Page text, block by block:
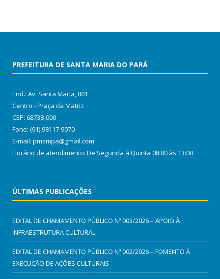
PREFEITURA DE SANTA MARIA DO PARÁ
End.: Av. Santa Maria, 001
Centro - Praça da Matriz
CEP: 68738-000
Fone: (91) 98117-9070
E-mail: pmsmpa@gmail.com
Horário de atendimento: De Segunda à Quinta 08:00 às 13:00
ÚLTIMAS PUBLICAÇÕES
EDITAL DE CHAMAMENTO PÚBLICO Nº 003/2026 – APOIO À
INFRAESTRUTURA CULTURAL
EDITAL DE CHAMAMENTO PÚBLICO Nº 002/2026 – FOMENTO À
EXECUÇÃO DE AÇÕES CULTURAIS